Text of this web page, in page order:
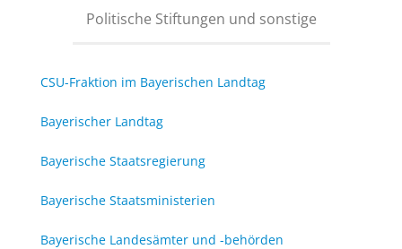
Politische Stiftungen und sonstige
CSU-Fraktion im Bayerischen Landtag
Bayerischer Landtag
Bayerische Staatsregierung
Bayerische Staatsministerien
Bayerische Landesämter und -behörden